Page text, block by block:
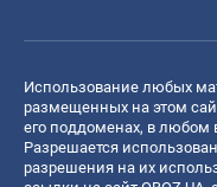
Использование любых
размещенных на этом
его поддоменах, в любом
Разрешается
разрешения на их